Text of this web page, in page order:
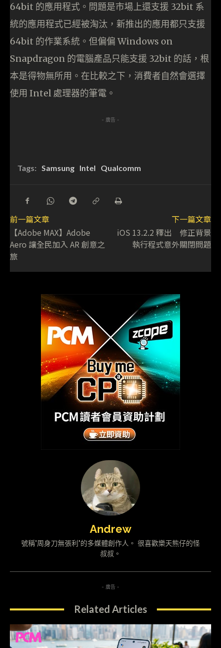
64bit 的應用程式。問題是市場上還支援 32bit 系
統的應用程式已經被淘汰，新推出的應用都只支援
64bit 的作業系統。但偏偏 Windows on
Snapdragon 的電腦產品只能支援 32bit 的話，根
本是得物無所用。在比較之下，消費者自然會選擇
使用 Intel 處理器的筆電。
- 廣告 -
Tags: Samsung Intel Qualcomm
前一篇文章
【Adobe MAX】Adobe
Aero 讓全民加入 AR 創意之
旅
下一篇文章
iOS 13.2.2 釋出 修正背景
執行程式意外關閉問題
Andrew
號稱"周身刀無張利"的多媒體創作人。 很喜歡樂天熊仔的怪
叔叔。
- 廣告 -
Related Articles